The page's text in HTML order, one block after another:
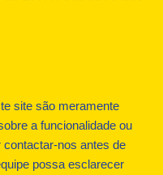
site são meramente
a funcionalidade ou
nos antes de
possa esclarecer